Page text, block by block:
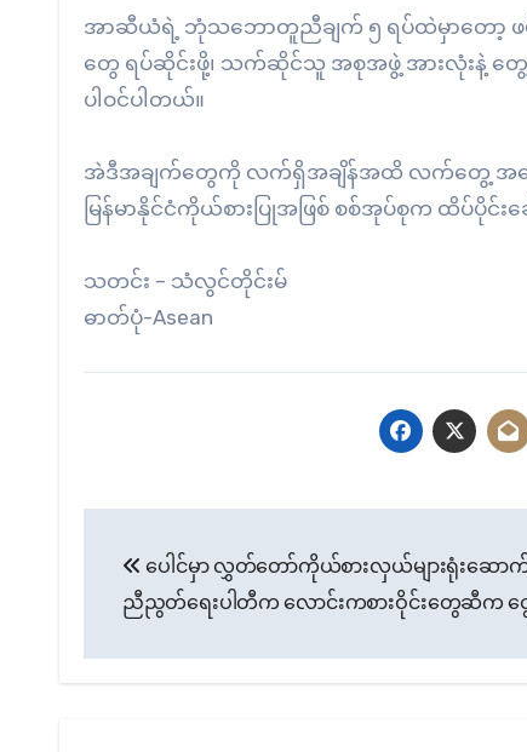
အာဆီယံရဲ့ ဘုံသဘောတူညီချက် ၅ ရပ်ထဲမှာတော့ ဖမ်
တွေ ရပ်ဆိုင်းဖို့၊ သက်ဆိုင်သူ အစုအဖွဲ့ အားလုံးနဲ့ တွ
ပါဝင်ပါတယ်။
အဲဒီအချက်တွေကို လက်ရှိအချိန်အထိ လက်တွေ့ အ
မြန်မာနိုင်ငံကိုယ်စားပြုအဖြစ် စစ်အုပ်စုက ထိပ်ပိုင်
သတင်း – သံလွင်တိုင်းမ်
ဓာတ်ပုံ-Asean
navigation
ပေါင်မှာ လွှတ်တော်ကိုယ်စားလှယ်များရုံးဆော
ညီညွတ်ရေးပါတီက လောင်းကစားဝိုင်းတွေဆီက ငွ